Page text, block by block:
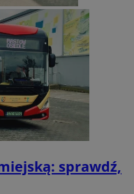
sprawdź,